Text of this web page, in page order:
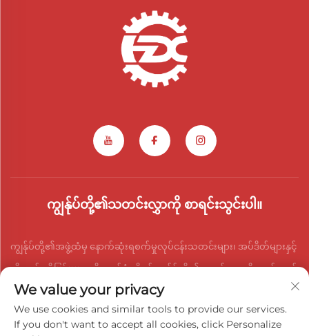
ကျွန်ုပ်တို့၏သတင်းလွှာကို စာရင်းသွင်းပါ။
ကျွန်ုပ်တို့၏အဖွဲ့ထံမှ နောက်ဆုံးရစက်မှုလုပ်ငန်းသတင်းများ၊ အပ်ဒိတ်များနှင့်
ထိုးထွင်းသိမြင်မှုများကို လက်ခံရရှိရန် ကျွန်ုပ်တို့၏သတင်းလွှာကို ဆက်သွယ်
ပါ။
We value your privacy
We use cookies and similar tools to provide our services.
If you don't want to accept all cookies, click Personalize